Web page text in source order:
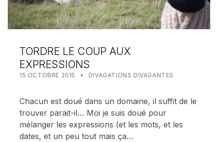
TORDRE LE COUP AUX
EXPRESSIONS
POSTED ON:
15 OCTOBRE 2015 WRITTEN BY:
MEALIN
CATEGORIZED IN:
DIVAGATIONS DIVAGANTES
Chacun est doué dans un domaine, il suffit de le
trouver parait-il… Moi je suis doué pour
mélanger les expressions (et les mots, et les
dates, et un peu tout mais ça…